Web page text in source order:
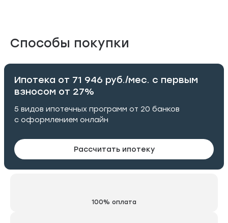
Способы покупки
Ипотека от 71 946 руб./мес. с первым
взносом от 27%
5 видов ипотечных программ от 20 банков
с оформлением онлайн
Рассчитать ипотеку
100% оплата